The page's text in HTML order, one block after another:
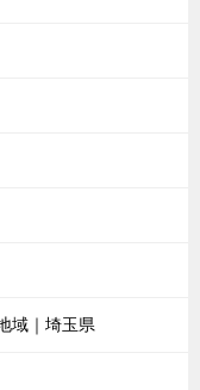
域｜埼玉県